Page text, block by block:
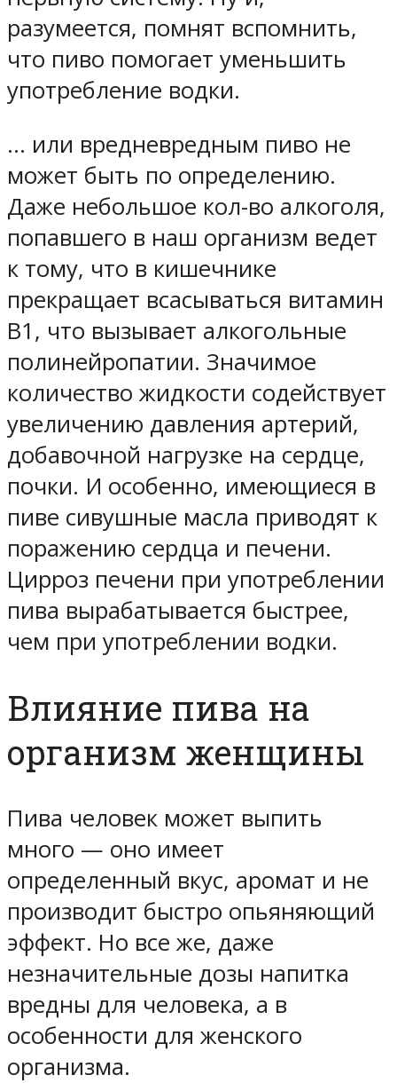
разумеется, помнят вспомнить,
что пиво помогает уменьшить
употребление водки.
… или вредневредным пиво не
может быть по определению.
Даже небольшое кол-во алкоголя,
попавшего в наш организм ведет
к тому, что в кишечнике
прекращает всасываться витамин
В1, что вызывает алкогольные
полинейропатии. Значимое
количество жидкости содействует
увеличению давления артерий,
добавочной нагрузке на сердце,
почки. И особенно, имеющиеся в
пиве сивушные масла приводят к
поражению сердца и печени.
Цирроз печени при употреблении
пива вырабатывается быстрее,
чем при употреблении водки.
Влияние пива на
организм женщины
Пива человек может выпить
много — оно имеет
определенный вкус, аромат и не
производит быстро опьяняющий
эффект. Но все же, даже
незначительные дозы напитка
вредны для человека, а в
особенности для женского
организма.